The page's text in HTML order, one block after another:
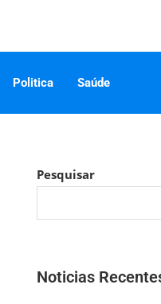
Politica Saúde
Pesquisar
Noticias